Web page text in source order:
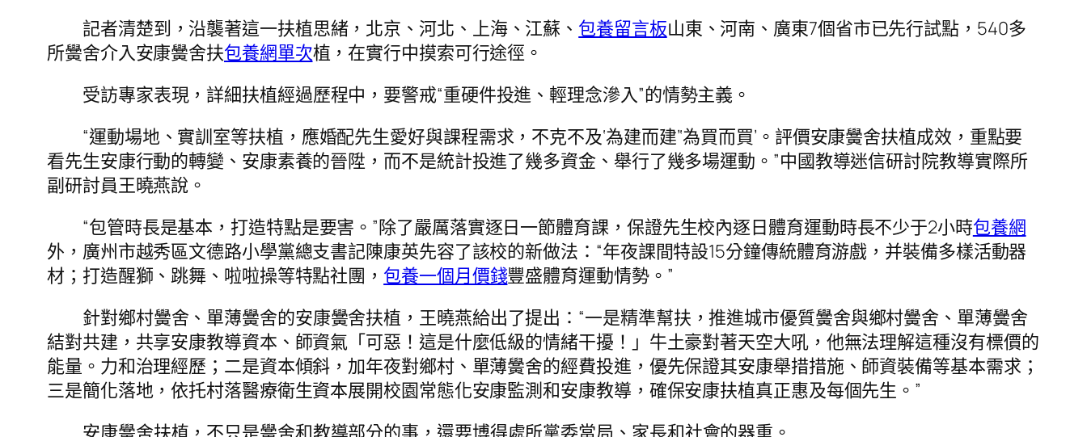
記者清楚到，沿襲著這一扶植思緒，北京、河北、上海、江蘇、 包養留言板山東、河南、廣東7個省市已先行試點，540多
所黌舍介入安康黌舍扶包養網單次植，在實行中摸索可行途徑。
受訪專家表現，詳細扶植經過歷程中，要警戒“重硬件投進、輕理念滲入”的情勢主義。
“運動場地、實訓室等扶植，應婚配先生愛好與課程需求，不克不及‘為建而建’‘為買而買’。評價安康黌舍扶植成效，重點要
看先生安康行動的轉變、安康素養的晉陞，而不是統計投進了幾多資金、舉行了幾多場運動。”中國教導迷信研討院教導實際所
副研討員王曉燕說。
“包管時長是基本，打造特點是要害。”除了嚴厲落實逐日一節體育課，保證先生校內逐日體育運動時長不少于2小時包養網
外，廣州市越秀區文德路小學黨總支書記陳康英先容了該校的新做法：“年夜課間特設15分鐘傳統體育游戲，并裝備多樣活動器
材；打造醒獅、跳舞、啦啦操等特點社團， 包養一個月價錢豐盛體育運動情勢。”
針對鄉村黌舍、單薄黌舍的安康黌舍扶植，王曉燕給出了提出：“一是精準幫扶，推進城市優質黌舍與鄉村黌舍、單薄黌舍
結對共建，共享安康教導資本、師資氣「可惡！這是什麼低級的情緒干擾！」牛土豪對著天空大吼，他無法理解這種沒有標價的
能量。力和治理經歷；二是資本傾斜，加年夜對鄉村、單薄黌舍的經費投進，優先保證其安康舉措措施、師資裝備等基本需求；
三是簡化落地，依托村落醫療衛生資本展開校園常態化安康監測和安康教導，確保安康扶植真正惠及每個先生。”